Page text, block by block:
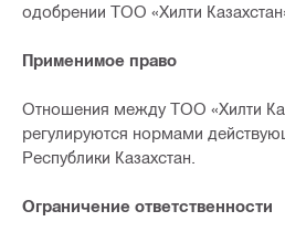
одобрении ТОО «Хилти
Применимое право
Отношения между ТОО «Хилти
регулируются нормами
Республики Казахстан.
Ограничение ответственности